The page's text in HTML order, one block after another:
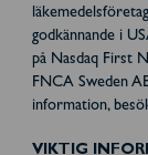
godkännande i
på Nasdaq First
FNCA Sweden
information,
VIKTIG